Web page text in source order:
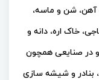
آهن، شن و ماسه،
خاک اره، دانه و
و در صنایعی همچون
بنادر و شیشه سازی